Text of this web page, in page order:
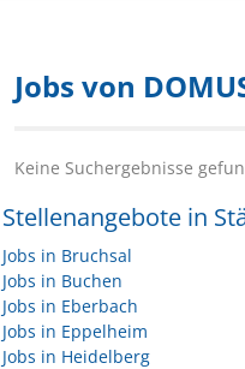
Jobs von
Keine Suchergebnisse
Stellenangebote in
Jobs in Bruchsal
Jobs in Buchen
Jobs in Eberbach
Jobs in Eppelheim
Jobs in Heidelberg